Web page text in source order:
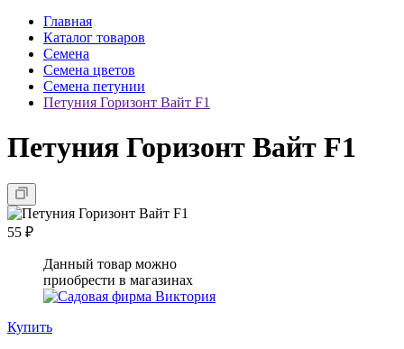
Главная
Каталог товаров
Семена
Семена цветов
Семена петунии
Петуния Горизонт Вайт F1
Петуния Горизонт Вайт F1
55 ₽
Данный товар можно
приобрести в магазинах
Купить